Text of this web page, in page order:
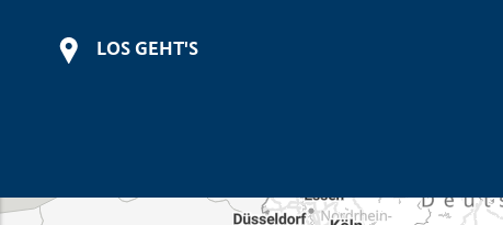
LOS GEHT'S